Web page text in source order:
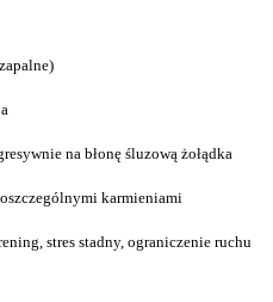
)
na błonę śluzową żołądka
karmieniami
stres stadny, ograniczenie ruchu